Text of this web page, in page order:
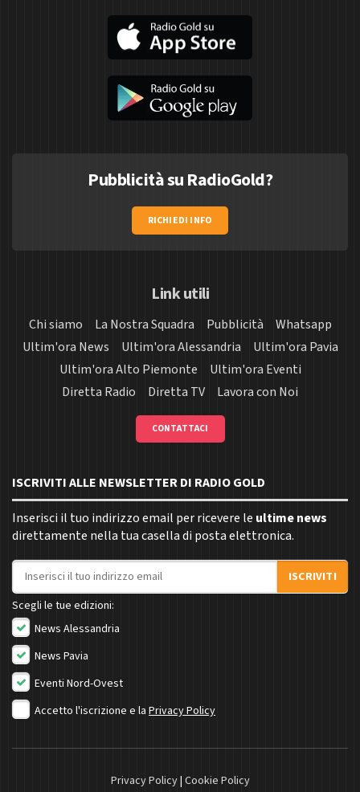
Pubblicità su RadioGold?
RICHIEDI INFO
Link utili
Chi siamo La Nostra Squadra Pubblicità
Whatsapp
Ultim'ora News
Ultim'ora Alessandria
Ultim'ora Pavia
Ultim'ora Alto Piemonte
Ultim'ora Eventi
Diretta Radio
Diretta TV Lavora con Noi
CONTATTACI
ISCRIVITI ALLE NEWSLETTER DI RADIO GOLD
Inserisci il tuo indirizzo email per ricevere le ultime news
direttamente nella tua casella di posta elettronica.
Indirizzo email
ISCRIVITI
Scegli le tue edizioni:
News Alessandria
News Pavia
Eventi Nord-Ovest
Accetto l'iscrizione e la Privacy Policy
Privacy Policy| Cookie Policy